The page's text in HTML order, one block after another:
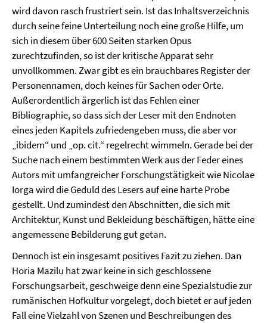
wird davon rasch frustriert sein. Ist das Inhaltsverzeichnis
durch seine feine Unterteilung noch eine große Hilfe, um
sich in diesem über 600 Seiten starken Opus
zurechtzufinden, so ist der kritische Apparat sehr
unvollkommen. Zwar gibt es ein brauchbares Register der
Personennamen, doch keines für Sachen oder Orte.
Außerordentlich ärgerlich ist das Fehlen einer
Bibliographie, so dass sich der Leser mit den Endnoten
eines jeden Kapitels zufriedengeben muss, die aber vor
„ibidem“ und „op. cit.“ regelrecht wimmeln. Gerade bei der
Suche nach einem bestimmten Werk aus der Feder eines
Autors mit umfangreicher Forschungstätigkeit wie Nicolae
Iorga wird die Geduld des Lesers auf eine harte Probe
gestellt. Und zumindest den Abschnitten, die sich mit
Architektur, Kunst und Bekleidung beschäftigen, hätte eine
angemessene Bebilderung gut getan.
Dennoch ist ein insgesamt positives Fazit zu ziehen. Dan
Horia Mazilu hat zwar keine in sich geschlossene
Forschungsarbeit, geschweige denn eine Spezialstudie zur
rumänischen Hofkultur vorgelegt, doch bietet er auf jeden
Fall eine Vielzahl von Szenen und Beschreibungen des